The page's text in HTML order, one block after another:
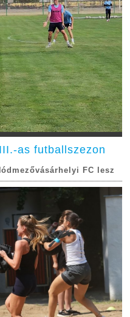
as futballszezon
FC lesz